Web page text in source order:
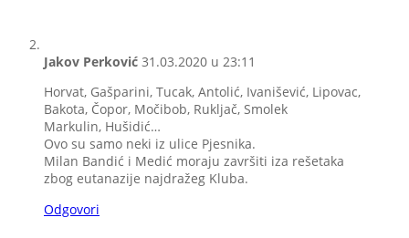
Jakov Perković 31.03.2020 u 23:11
Horvat, Gašparini, Tucak, Antolić, Ivanišević, Lipovac,
Bakota, Čopor, Močibob, Rukljač, Smolek
Markulin, Hušidić…
Ovo su samo neki iz ulice Pjesnika.
Milan Bandić i Medić moraju završiti iza rešetaka
zbog eutanazije najdražeg Kluba.
Odgovori